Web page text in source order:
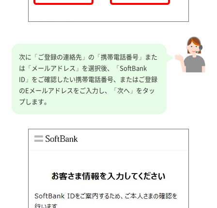
次に「ご登録の連絡先」の「携帯電話番号」また
は「メールアドレス」を選択後、「SoftBank
ID」をご確認したい携帯電話番号、またはご登録
のEメールアドレスをご入力し、「次へ」をタッ
プします。